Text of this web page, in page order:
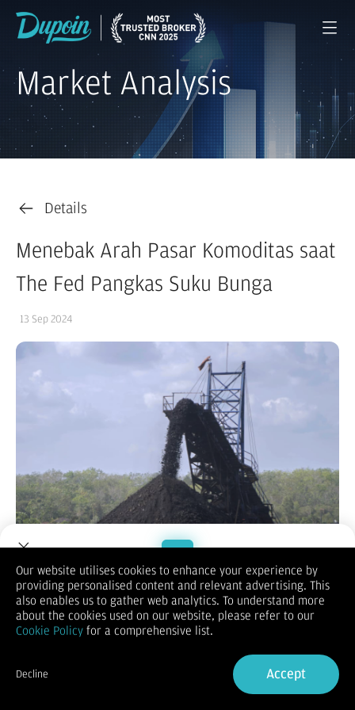
Market Analysis
Details
Menebak Arah Pasar Komoditas saat
The Fed Pangkas Suku Bunga
13 Sep 2024
Bisnis.com, JAKARTA – Pasar komoditas diprediksi akan
menguat jika pemangkasan suku bunga yang akan dilakukan
oleh bank sentral AS, The Federal Reserve (The Fed) pada
September ini terealisasi.
Pasar komoditas belakangan ini cenderung tertekan akibat
permasalahan ekonomi yang dihadapi oleh China. Hal tersebut
terlihat dari data ekspor-impor Negeri Panda tersebut yang
berada di bawah ekspektasi.
Pemangkasan suku bunga oleh The Fed bulan ini yang
Welcome to Dupoin.
Trade with a Trusted Broker
Sign in
Our website utilises cookies to enhance your experience by
providing personalised content and relevant advertising. This
also enables us to gather web analytics. To understand more
about the cookies used on our website, please refer to our
Cookie Policy for a comprehensive list.
Decline Accept